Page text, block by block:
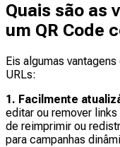
Quais são as
um QR Code
Eis algumas
URLs:
1. Facilmente
editar ou remover
de reimprimir ou
para campanhas